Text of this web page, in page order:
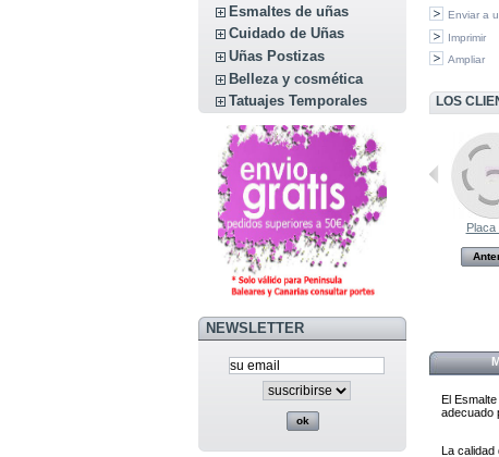
Esmaltes de uñas
Cuidado de Uñas
Uñas Postizas
Belleza y cosmética
Tatuajes Temporales
NEWSLETTER
Enviar a
Imprimir
Ampliar
LOS
Placa de...
Anterior
Placa de... Placa
El
adecuado
La calidad